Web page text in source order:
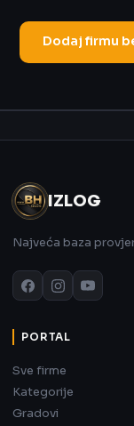
Dodaj firmu
IZLOG
Najveća baza
PORTAL
Sve firme
Kategorije
Gradovi